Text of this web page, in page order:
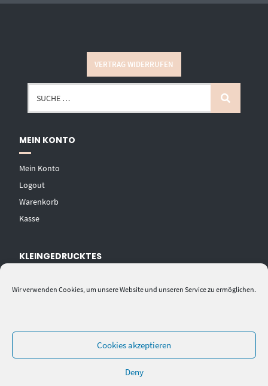
Wir verwenden Cookies, um unsere Website und unseren Service zu ermöglichen.
Cookies akzeptieren
Deny
VERTRAG WIDERRUFEN
MEIN KONTO
Mein Konto
Logout
Warenkorb
Kasse
KLEINGEDRUCKTES
Impressum